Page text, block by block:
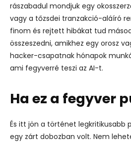
rászabadul mondjuk egy
vagy a tőzsdei tranzakció-aláíró
finom és rejtett hibákat tud
összeszedni, amikhez egy orosz
hacker-csapatnak hónapok
ami fegyverré teszi az AI-t.
Ha ez a fegyver
És itt jön a történet legkritikusabb
egy zárt dobozban volt. Nem